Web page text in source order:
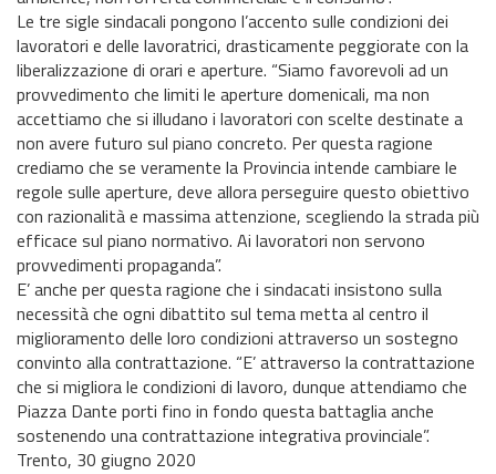
Le tre sigle sindacali pongono l’accento sulle condizioni dei
lavoratori e delle lavoratrici, drasticamente peggiorate con la
liberalizzazione di orari e aperture. “Siamo favorevoli ad un
provvedimento che limiti le aperture domenicali, ma non
accettiamo che si illudano i lavoratori con scelte destinate a
non avere futuro sul piano concreto. Per questa ragione
crediamo che se veramente la Provincia intende cambiare le
regole sulle aperture, deve allora perseguire questo obiettivo
con razionalità e massima attenzione, scegliendo la strada più
efficace sul piano normativo. Ai lavoratori non servono
provvedimenti propaganda”.
E’ anche per questa ragione che i sindacati insistono sulla
necessità che ogni dibattito sul tema metta al centro il
miglioramento delle loro condizioni attraverso un sostegno
convinto alla contrattazione. “E’ attraverso la contrattazione
che si migliora le condizioni di lavoro, dunque attendiamo che
Piazza Dante porti fino in fondo questa battaglia anche
sostenendo una contrattazione integrativa provinciale”.
Trento, 30 giugno 2020